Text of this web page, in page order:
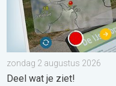
zondag 2 augustus 2026
Deel wat je ziet!